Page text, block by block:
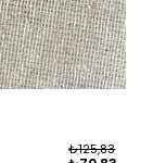
₺125,83